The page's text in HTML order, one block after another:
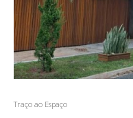
Traço ao Espaço